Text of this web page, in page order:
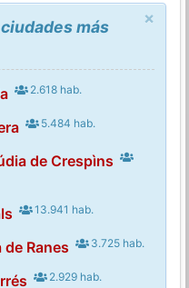
×
más
2.618 hab.
5.484 hab.
de Crespìns
13.941 hab.
Ranes 3.725 hab.
2.929 hab.